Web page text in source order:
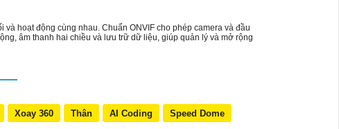
hoạt động cùng nhau. Chuẩn ONVIF cho phép camera và đầu
âm thanh hai chiều và lưu trữ dữ liệu, giúp quản lý và mở rộng
Xoay 360 Thân AI Coding Speed Dome